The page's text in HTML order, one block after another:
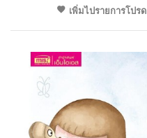
เพิ่มไปรายการโปรด